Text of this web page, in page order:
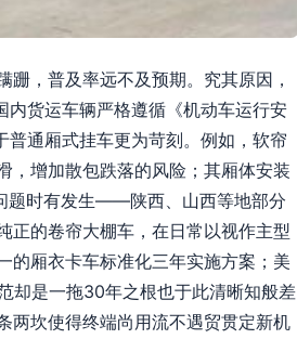
，普及率远不及预期。究其原因，
货运车辆严格遵循《机动车运行安
通厢式挂车更为苛刻。例如，软帘
，增加散包跌落的风险；其厢体安装
题时有发生——陕西、山西等地部分
正的卷帘大棚车，在日常以视作主型
的厢衣卡车标准化三年实施方案；美
却是一拖30年之根也于此清晰知般差
两坎使得终端尚用流不遇贸贯定新机